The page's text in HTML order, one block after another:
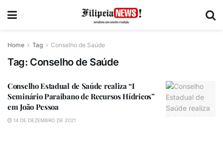
Home Tag Conselho de Saúde
Tag: Conselho de Saúde
Conselho Estadual de Saúde realiza “I
Seminário Paraibano de Recursos Hídricos”
em João Pessoa
14 DE DEZEMBRO DE 2021